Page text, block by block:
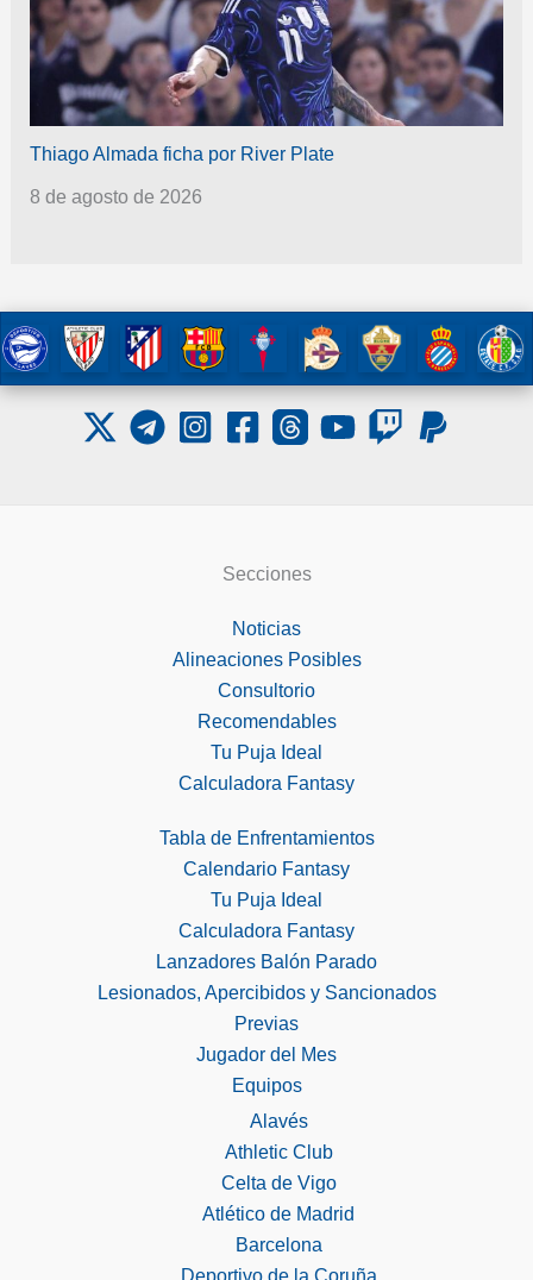
Thiago Almada ficha por River Plate
8 de agosto de 2026
Secciones
Noticias
Alineaciones Posibles
Consultorio
Recomendables
Tu Puja Ideal
Calculadora Fantasy
Tabla de Enfrentamientos
Calendario Fantasy
Tu Puja Ideal
Calculadora Fantasy
Lanzadores Balón Parado
Lesionados, Apercibidos y Sancionados
Previas
Jugador del Mes
Equipos
Alavés
Athletic Club
Celta de Vigo
Atlético de Madrid
Barcelona
Deportivo de la Coruña